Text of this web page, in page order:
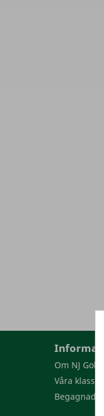
Om NJ Golf
Våra klasser
Begagnade